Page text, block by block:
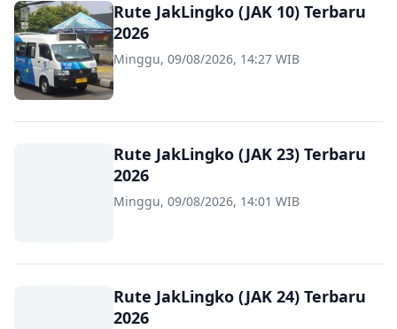
Rute JakLingko (JAK 10) Terbaru
2026
Minggu, 09/08/2026, 14:27 WIB
Rute JakLingko (JAK 23) Terbaru
2026
Minggu, 09/08/2026, 14:01 WIB
Rute JakLingko (JAK 24) Terbaru
2026